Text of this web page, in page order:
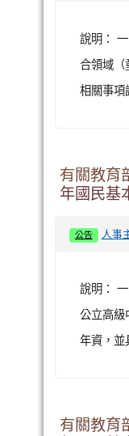
說明：
合領域（
相關事項
有關教育
年國民基
公告 人事
說明：
公立高級
年資，並
有關教育